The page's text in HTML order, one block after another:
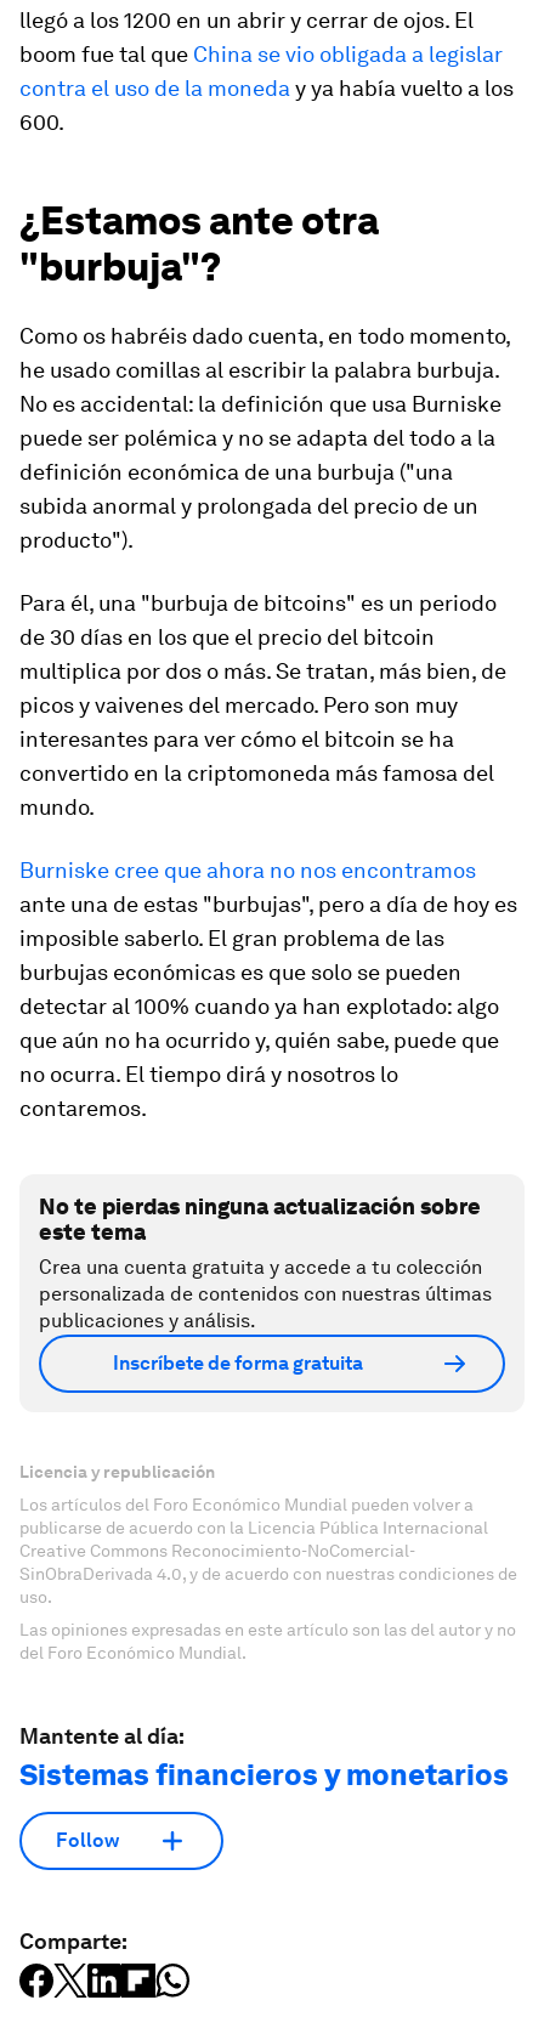
llegó a los 1200 en un abrir y cerrar de ojos. El
boom fue tal que China se vio obligada a legislar
contra el uso de la moneda y ya había vuelto a los
600.
¿Estamos ante otra
"burbuja"?
Como os habréis dado cuenta, en todo momento,
he usado comillas al escribir la palabra burbuja.
No es accidental: la definición que usa Burniske
puede ser polémica y no se adapta del todo a la
definición económica de una burbuja ("una
subida anormal y prolongada del precio de un
producto").
Para él, una "burbuja de bitcoins" es un periodo
de 30 días en los que el precio del bitcoin
multiplica por dos o más. Se tratan, más bien, de
picos y vaivenes del mercado. Pero son muy
interesantes para ver cómo el bitcoin se ha
convertido en la criptomoneda más famosa del
mundo.
Burniske cree que ahora no nos encontramos
ante una de estas "burbujas", pero a día de hoy es
imposible saberlo. El gran problema de las
burbujas económicas es que solo se pueden
detectar al 100% cuando ya han explotado: algo
que aún no ha ocurrido y, quién sabe, puede que
no ocurra. El tiempo dirá y nosotros lo
contaremos.
No te pierdas ninguna actualización sobre
este tema
Crea una cuenta gratuita y accede a tu colección
personalizada de contenidos con nuestras últimas
publicaciones y análisis.
Inscríbete de forma gratuita
Licencia y republicación
Los artículos del Foro Económico Mundial pueden volver a
publicarse de acuerdo con la Licencia Pública Internacional
Creative Commons Reconocimiento-NoComercial-
SinObraDerivada 4.0, y de acuerdo con nuestras condiciones de
uso.
Las opiniones expresadas en este artículo son las del autor y no
del Foro Económico Mundial.
Mantente al día:
Sistemas financieros y monetarios
Follow
Comparte: